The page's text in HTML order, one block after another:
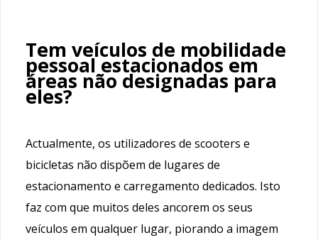
Tem veículos de mobilidade
pessoal estacionados em
áreas não designadas para
eles?
Actualmente, os utilizadores de scooters e
bicicletas não dispõem de lugares de
estacionamento e carregamento dedicados. Isto
faz com que muitos deles ancorem os seus
veículos em qualquer lugar, piorando a imagem